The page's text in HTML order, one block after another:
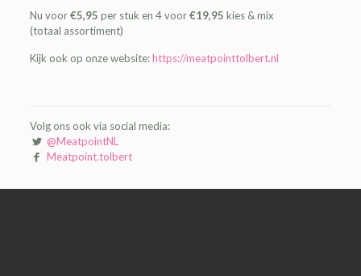
Nu voor€5,95 per stuk en 4 voor€19,95 kies & mix
(totaal assortiment)
Kijk ook op onze website:https://meatpointtolbert.nl
Volg ons ook via social media:
@MeatpointNL
Meatpoint.tolbert